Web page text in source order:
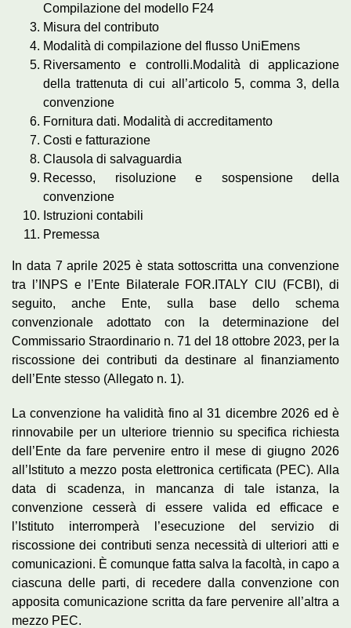
Compilazione del modello F24
Misura del contributo
Modalità di compilazione del flusso UniEmens
Riversamento e controlli.Modalità di applicazione
della trattenuta di cui all’articolo 5, comma 3, della
convenzione
Fornitura dati. Modalità di accreditamento
Costi e fatturazione
Clausola di salvaguardia
Recesso, risoluzione e sospensione della
convenzione
Istruzioni contabili
Premessa
In data 7 aprile 2025 è stata sottoscritta una convenzione
tra l’INPS e l’Ente Bilaterale FOR.ITALY CIU (FCBI), di
seguito, anche Ente, sulla base dello schema
convenzionale adottato con la determinazione del
Commissario Straordinario n. 71 del 18 ottobre 2023, per la
riscossione dei contributi da destinare al finanziamento
dell’Ente stesso (Allegato n. 1).
La convenzione ha validità fino al 31 dicembre 2026 ed è
rinnovabile per un ulteriore triennio su specifica richiesta
dell’Ente da fare pervenire entro il mese di giugno 2026
all’Istituto a mezzo posta elettronica certificata (PEC). Alla
data di scadenza, in mancanza di tale istanza, la
convenzione cesserà di essere valida ed efficace e
l’Istituto interromperà l’esecuzione del servizio di
riscossione dei contributi senza necessità di ulteriori atti e
comunicazioni. È comunque fatta salva la facoltà, in capo a
ciascuna delle parti, di recedere dalla convenzione con
apposita comunicazione scritta da fare pervenire all’altra a
mezzo PEC.